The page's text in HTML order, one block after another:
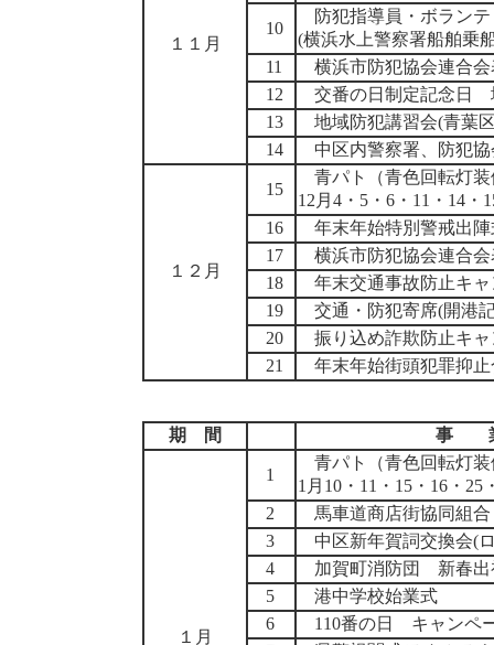
１１月
10
防犯指導員・ボラン
(横浜水上警察署船舶乗
11
横浜市防犯協会連合
12
交番の日制定記念日
13
地域防犯講習会(青葉
14
中区内警察署、防犯
１２月
15
青パト（青色回転灯
12月4・5・6・11・14・
16
年末年始特別警戒出
17
横浜市防犯協会連合
18
年末交通事故防止キ
19
交通・防犯寄席(開港
20
振り込め詐欺防止キ
21
年末年始街頭犯罪抑
期 間 事
１月
1
青パト（青色回転灯
1月10・11・15・16・25
2
馬車道商店街協同組
3
中区新年賀詞交換会(
4
加賀町消防団 新春出
5
港中学校始業式
6
110番の日 キャンペ